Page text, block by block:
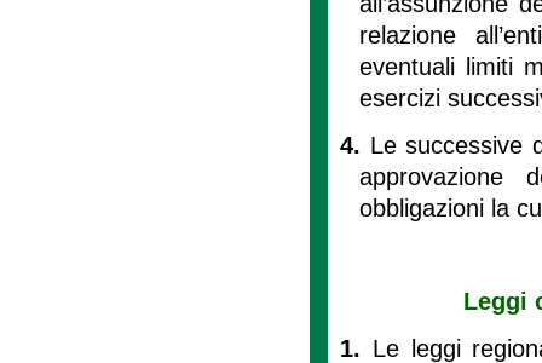
relazione
eventuali limiti
esercizi
4. Le successive
approvazione
obbligazioni la
Leggi
1. Le leggi